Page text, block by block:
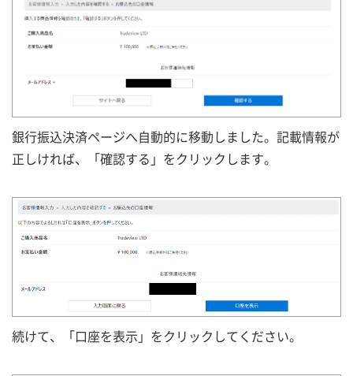
銀行振込決済ページへ自動的に移動しました。記載情報が
正しければ、「確認する」をクリックします。
続けて、「口座を表示」をクリックしてください。